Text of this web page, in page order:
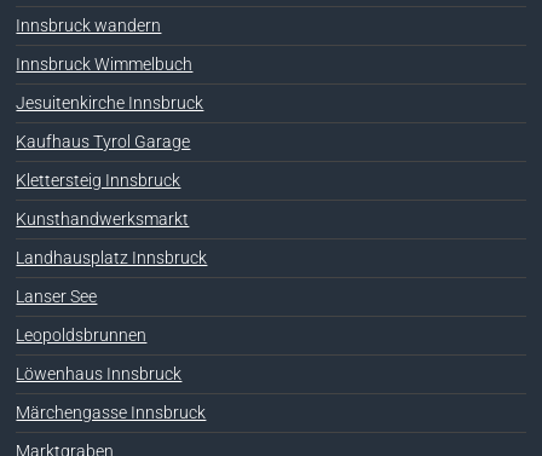
Innsbruck wandern
Innsbruck Wimmelbuch
Jesuitenkirche Innsbruck
Kaufhaus Tyrol Garage
Klettersteig Innsbruck
Kunsthandwerksmarkt
Landhausplatz Innsbruck
Lanser See
Leopoldsbrunnen
Löwenhaus Innsbruck
Märchengasse Innsbruck
Marktgraben